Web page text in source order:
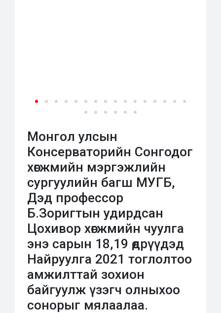
Монгол улсын
Консерваторийн Сонгодог
хөгжмийн мэргэжлийн
сургуулийн багш МУГБ,
Дэд профессор
Б.Зоригтын удирдсан
Цохивор хөгжмийн чуулга
энэ сарын 18,19 өдрүүдэд
Найруулга 2021 тоглолтоо
амжилттай зохион
байгуулж үзэгч олныхоо
сонорыг мялаалаа.